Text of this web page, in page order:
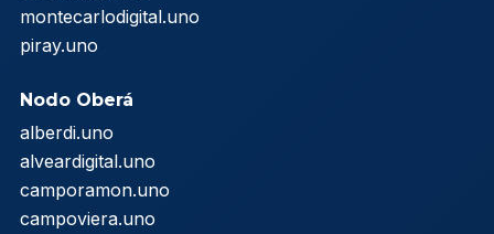
montecarlodigital.uno
piray.uno
Nodo Oberá
alberdi.uno
alveardigital.uno
camporamon.uno
campoviera.uno